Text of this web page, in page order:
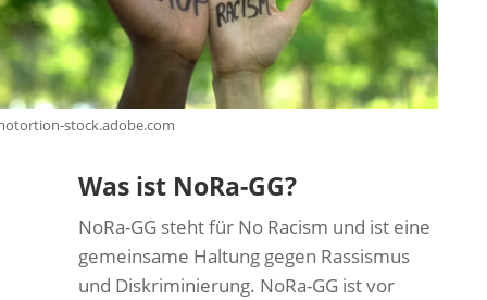
stock.adobe.com
Was ist NoRa-GG?
NoRa-GG steht für No Racism und ist eine
gemeinsame Haltung gegen Rassismus
und Diskriminierung. NoRa-GG ist vor